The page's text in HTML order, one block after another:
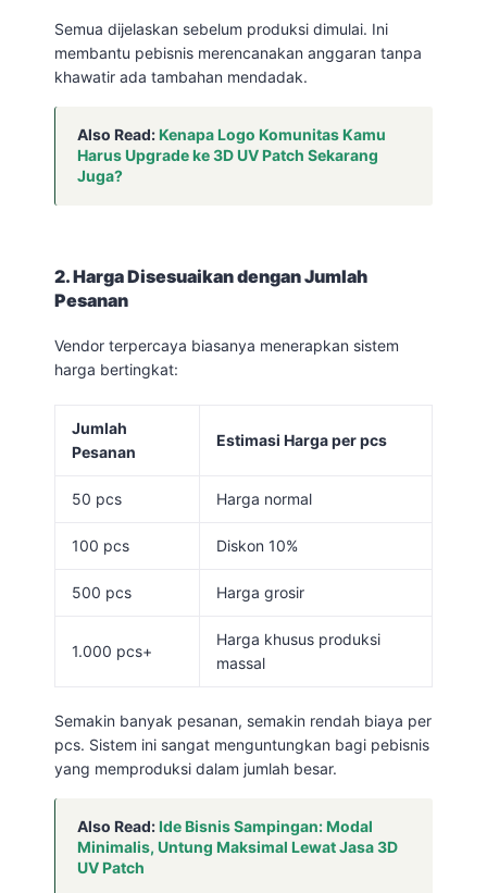
Semua dijelaskan sebelum produksi dimulai. Ini
membantu pebisnis merencanakan anggaran tanpa
khawatir ada tambahan mendadak.
Also Read:Kenapa Logo Komunitas Kamu
Harus Upgrade ke 3D UV Patch Sekarang
Juga?
2. Harga Disesuaikan dengan Jumlah
Pesanan
Vendor terpercaya biasanya menerapkan sistem
harga bertingkat:
Jumlah
Pesanan
Estimasi Harga per pcs
50 pcs Harga normal
100 pcs Diskon 10%
500 pcs Harga grosir
1.000 pcs+
Harga khusus produksi
massal
Semakin banyak pesanan, semakin rendah biaya per
pcs. Sistem ini sangat menguntungkan bagi pebisnis
yang memproduksi dalam jumlah besar.
Also Read:Ide Bisnis Sampingan: Modal
Minimalis, Untung Maksimal Lewat Jasa 3D
UV Patch